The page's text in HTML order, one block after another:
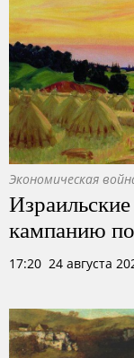
Экономическая
кампанию
17:20 24 августа